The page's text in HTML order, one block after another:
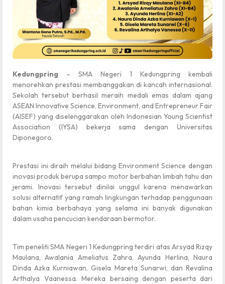
Kedungpring – SMA Negeri 1 Kedungpring kembali
menorehkan prestasi membanggakan di kancah internasional.
Sekolah tersebut berhasil meraih medali emas dalam ajang
ASEAN Innovative Science, Environment, and Entrepreneur Fair
(AISEF) yang diselenggarakan oleh Indonesian Young Scientist
Association (IYSA) bekerja sama dengan Universitas
Diponegoro.
Prestasi ini diraih melalui bidang Environment Science dengan
inovasi produk berupa sampo motor berbahan limbah tahu dan
jerami. Inovasi tersebut dinilai unggul karena menawarkan
solusi alternatif yang ramah lingkungan terhadap penggunaan
bahan kimia berbahaya yang selama ini banyak digunakan
dalam usaha pencucian kendaraan bermotor.
Tim peneliti SMA Negeri 1 Kedungpring terdiri atas Arsyad Rizqy
Maulana, Awalania Ameliatus Zahra, Ayunda Herlina, Naura
Dinda Azka Kurniawan, Gisela Mareta Sunarwi, dan Revalina
Arthalya Vaanessa. Mereka bersaing dengan peserta dari